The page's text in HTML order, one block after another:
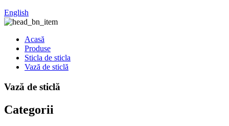
English
Acasă
Produse
Sticla de sticla
Vază de sticlă
Vază de sticlă
Categorii